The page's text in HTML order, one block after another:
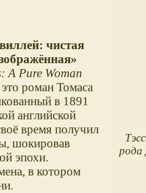
рода
чистая
A Pure Woman
роман Томаса
в 1891
английской
время получил
шокировав
эпохи.
в котором